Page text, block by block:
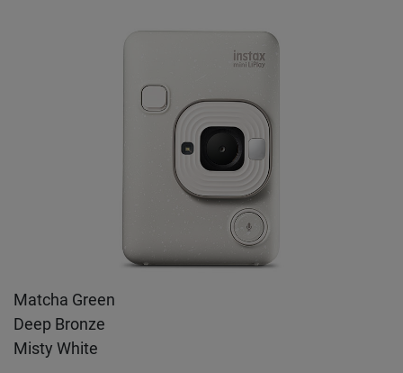
Matcha Green
Deep Bronze
Misty White